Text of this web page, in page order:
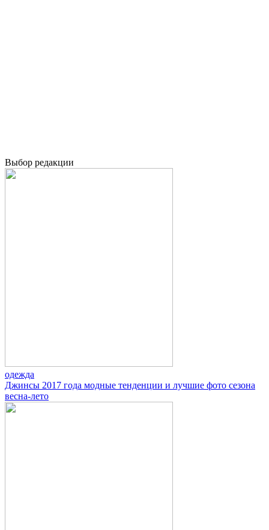
Выбор редакции
одежда
Джинсы 2017 года модные тенденции и лучшие фото сезона
весна-лето